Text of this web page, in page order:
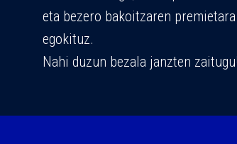
eta bezero bakoitzaren premietara
egokituz.
Nahi duzun bezala janzten zaitugu!